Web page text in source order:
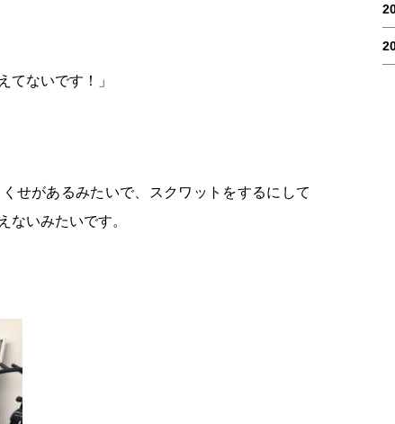
てないです！」
せがあるみたいで、スクワットをするにして
ないみたいです。